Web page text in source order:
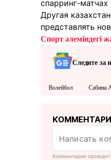
спарринг-
Другая
представлять
Спорт әлеміндегі
Следите за
Волейбол Сабина
Комментарии